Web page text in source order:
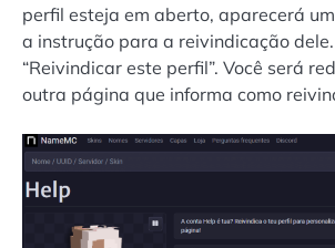
perfil esteja em aberto, aparecerá
a instrução para a reivindicação
“Reivindicar este perfil”. Você será
outra página que informa como